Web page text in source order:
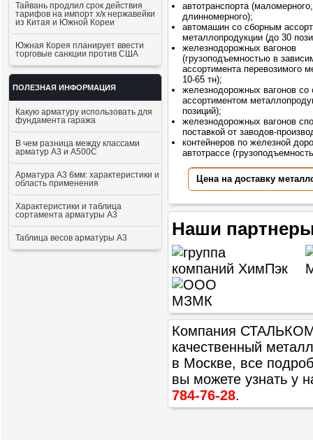
Тайвань продлил срок действия
тарифов на импорт х/к нержавейки
из Китая и Южной Кореи
Южная Корея планирует ввести
торговые санкции против США
ПОЛЕЗНАЯ ИНФОРМАЦИЯ
Какую арматуру использовать для
фундамента гаража
В чем разница между классами
арматур А3 и А500С
Арматура А3 6мм: характеристики и
область применения
Характеристики и таблица
сортамента арматуры А3
Таблица весов арматуры А3
автотранспорта (маломерного,
длинномерного);
автомашин со сборным
металлопродукции (до 30
железнодорожных вагонов
(грузоподъемностью в
ассортимента перевозимого
10-65 тн);
железнодорожных вагонов со
ассортиментом
позиций);
железнодорожных вагонов
поставкой от заводов-
контейнеров по железной
автотрассе
Цена на доставку
Наши
Компания СТАЛЬКОМ
качественный
в Москве, все
вы можете узнать у
784-76-28.